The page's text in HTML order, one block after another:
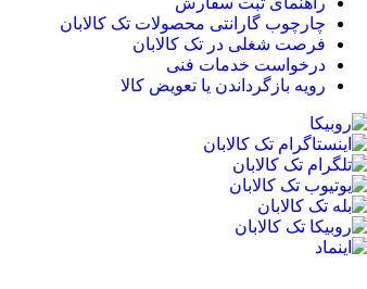
چارچوب گارانتی محصولات تک کالابان
فرصت شغلی در تک کالابان
درخواست خدمات فنی
رویه بازگرداندن یا تعویض کالا